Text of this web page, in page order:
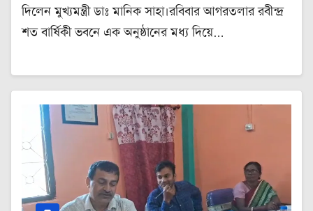
দিলেন মুখ্যমন্ত্রী ডাঃ মানিক সাহা।রবিবার আগরতলার রবীন্দ্র
শত বার্ষিকী ভবনে এক অনুষ্ঠানের মধ্য দিয়ে…